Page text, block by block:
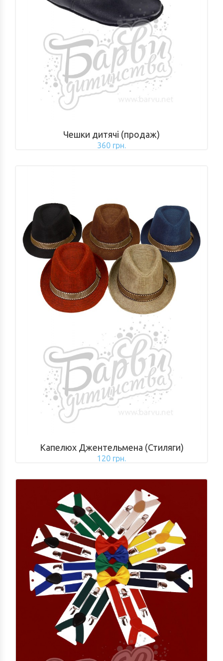
КОСТЮМИ CТИЛЯГ, КОСТЮМИ
БАТЯРІВ (М.ЛЬВІВ)
Чешки дитячі (продаж)
360 грн.
Капелюх Джентельмена (Стиляги)
120 грн.